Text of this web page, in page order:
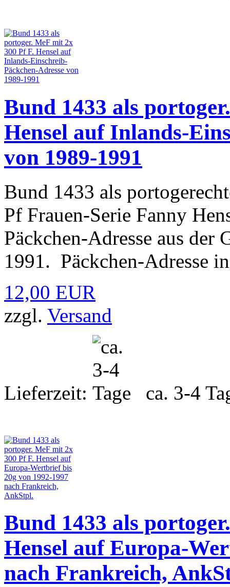
Bund 1433 als
Hensel auf Inlands-
von 1989-1991
Bund 1433 als
Pf Frauen-Serie Fanny
Päckchen-Adresse aus der
1991. Päckchen-Adresse
12,00 EUR
zzgl. Versand
Lieferzeit: ca. 3-4
Bund 1433 als
Hensel auf Europa-
nach Frankreich,